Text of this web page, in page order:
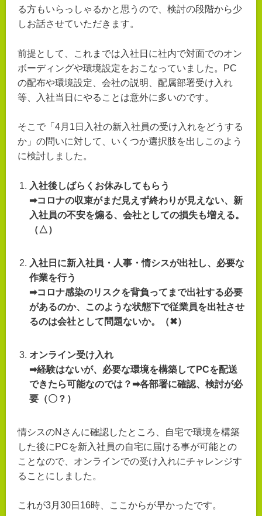
る方もいらっしゃるかと思うので、検討の段階から少
しお話させていただきます。
前提として、これまでは入社日に社内で対面でのオン
ボーディングや環境設定をおこなっていました。PC
の配布や環境設定、会社の説明、配属部署受け入れ
等、入社当日にやることは意外に多いのです。
そこで「4月1日入社の新入社員の受け入れをどうする
か」の問いに対して、いくつか選択肢を出しこのよう
に検討しました。
入社後しばらくお休みしてもらう
➡コロナの収束がまだ見えず終わりが見えない、新
入社員の不安を煽る、会社としての損失も増える。
（△）
入社日に新入社員・人事・情シスが出社し、必要な
作業を行う
➡コロナ感染のリスクを背負ってまで出社する必要
があるのか、このような状態下で従業員を出社させ
るのは会社として問題ないか。（✖）
オンライン受け入れ
➡経験はないが、必要な環境を構築してPCを配送
できたら可能なのでは？➡各部署に確認、検討が必
要（〇？）
情シスのNさんに確認したところ、自宅で環境を構築
した後にPCを新入社員の自宅に届ける事が可能との
ことなので、オンラインでの受け入れにチャレンジす
ることにしました。
これが3月30日16時、ここからが早かったです。